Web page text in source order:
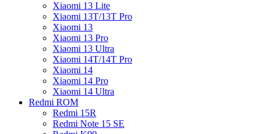
Xiaomi 13 Lite
Xiaomi 13T/13T Pro
Xiaomi 13
Xiaomi 13 Pro
Xiaomi 13 Ultra
Xiaomi 14T/14T Pro
Xiaomi 14
Xiaomi 14 Pro
Xiaomi 14 Ultra
Redmi ROM
Redmi 15R
Redmi Note 15 SE